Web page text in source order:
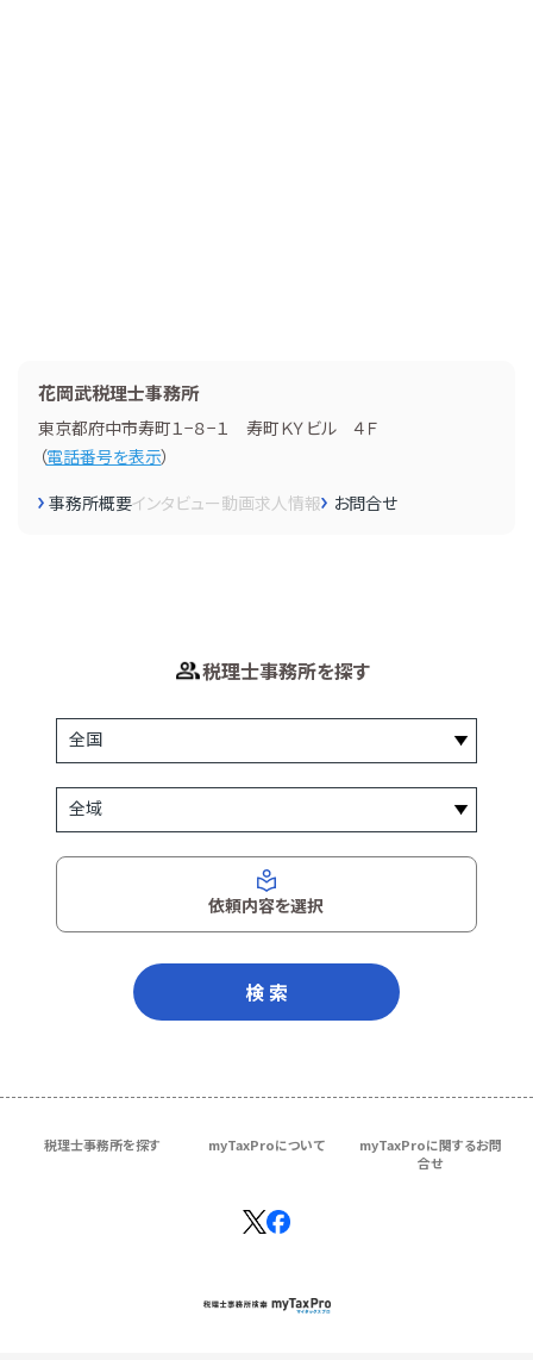
花岡武税理士事務所
東京都府中市寿町１−８−１ 寿町ＫＹビル ４Ｆ
（電話番号を表示）
事務所概要インタビュー動画求人情報 お問合せ
税理士事務所を探す
依頼内容を選択
検 索
税理士事務所を探す myTaxProについて
myTaxProに関するお問
合せ